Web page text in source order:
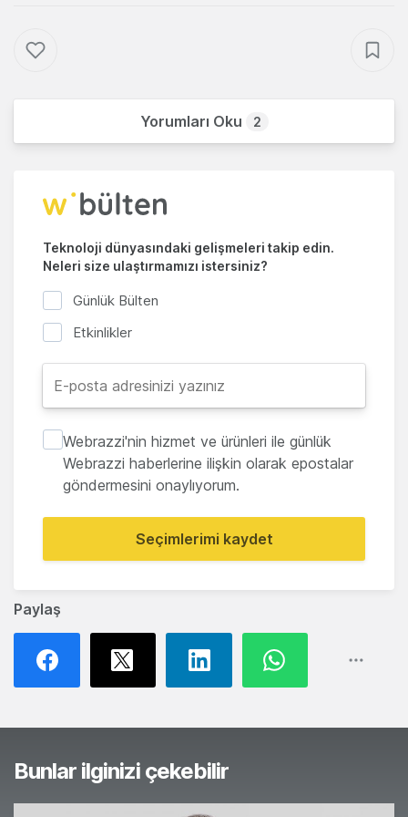
Paylaş
Yorumları Oku 2
Teknoloji dünyasındaki gelişmeleri takip edin.
Neleri size ulaştırmamızı istersiniz?
Günlük Bülten
Etkinlikler
Webrazzi'nin hizmet ve ürünleri ile günlük
Webrazzi haberlerine ilişkin olarak epostalar
göndermesini onaylıyorum.
Seçimlerimi kaydet
Bunlar ilginizi çekebilir